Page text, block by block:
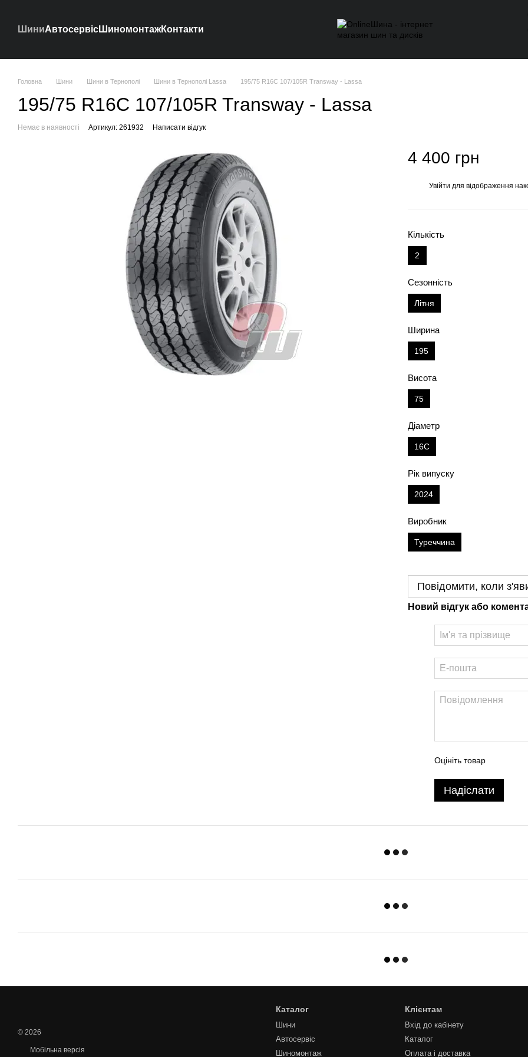
ШиниАвтосервісШиномонтажКонтакти
Головна Шини Шини в Тернополі Шини в Тернополі Lassa 195/75 R16C 107/105R Transway - Lassa
195/75 R16C 107/105R Transway - Lassa
Немає в наявності Артикул: 261932 Написати відгук
4 400 грн
Увійти для відображення
Кількість
2
Сезонність
Літня
Ширина
195
Висота
75
Діаметр
16C
Рік випуску
2024
Виробник
Туреччина
Повідомити, коли
Новий відгук або
Оцініть товар
Надіслати
© 2026
Мобільна версія
Каталог
Шини
Автосервіс
Шиномонтаж
Клієнтам
Вхід до кабінету
Каталог
Оплата і доставка